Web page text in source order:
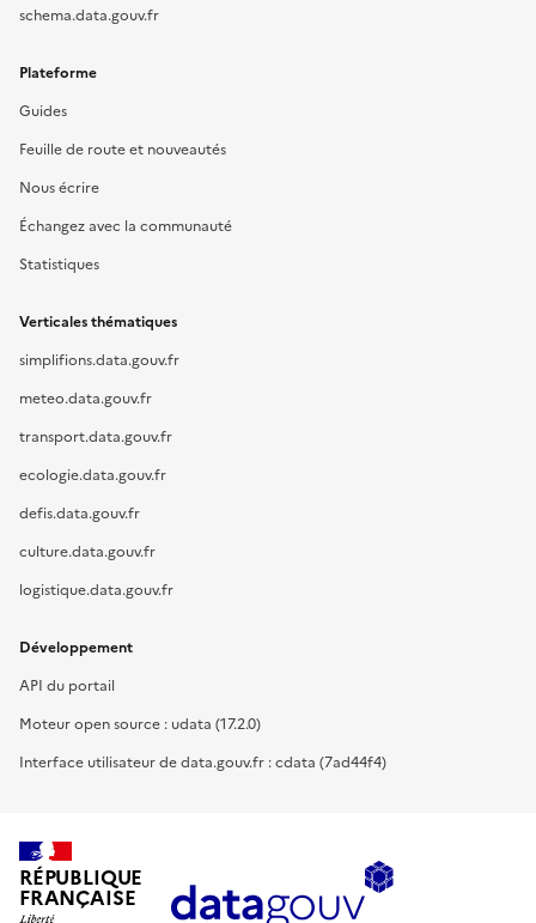
schema.data.gouv.fr
Plateforme
Guides
Feuille de route et nouveautés
Nous écrire
Échangez avec la communauté
Statistiques
Verticales thématiques
simplifions.data.gouv.fr
meteo.data.gouv.fr
transport.data.gouv.fr
ecologie.data.gouv.fr
defis.data.gouv.fr
culture.data.gouv.fr
logistique.data.gouv.fr
Développement
API du portail
Moteur open source : udata (17.2.0)
Interface utilisateur de data.gouv.fr : cdata (7ad44f4)
RÉPUBLIQUE
FRANÇAISE